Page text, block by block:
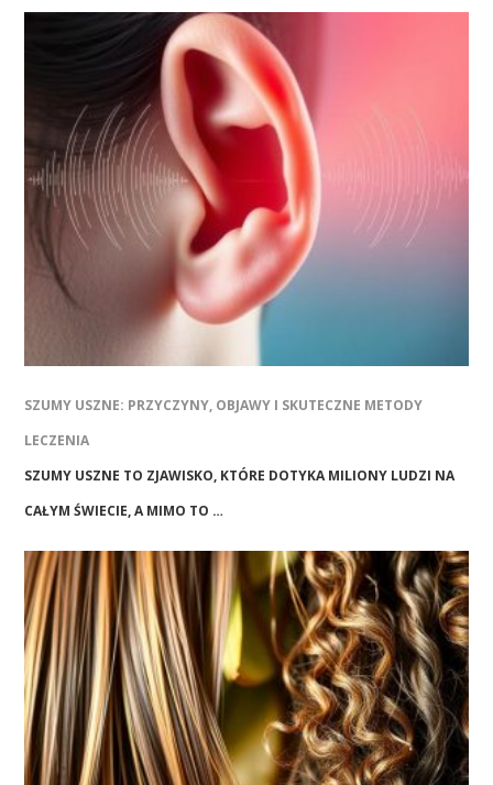
SZUMY USZNE: PRZYCZYNY, OBJAWY I SKUTECZNE METODY
LECZENIA
SZUMY USZNE TO ZJAWISKO, KTÓRE DOTYKA MILIONY LUDZI NA
CAŁYM ŚWIECIE, A MIMO TO …